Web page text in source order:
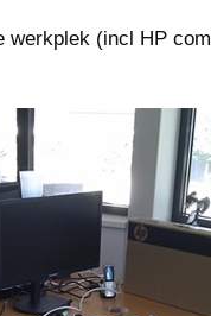
werkplek (incl HP